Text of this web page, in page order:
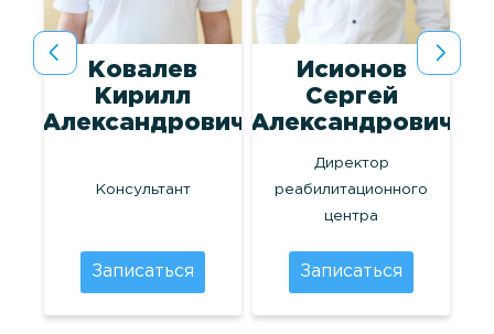
Ковалев
Кирилл
Александрович
Консультант
Записаться
Исионов
Сергей
Александрович
Директор
реабилитационного
центра
Записаться